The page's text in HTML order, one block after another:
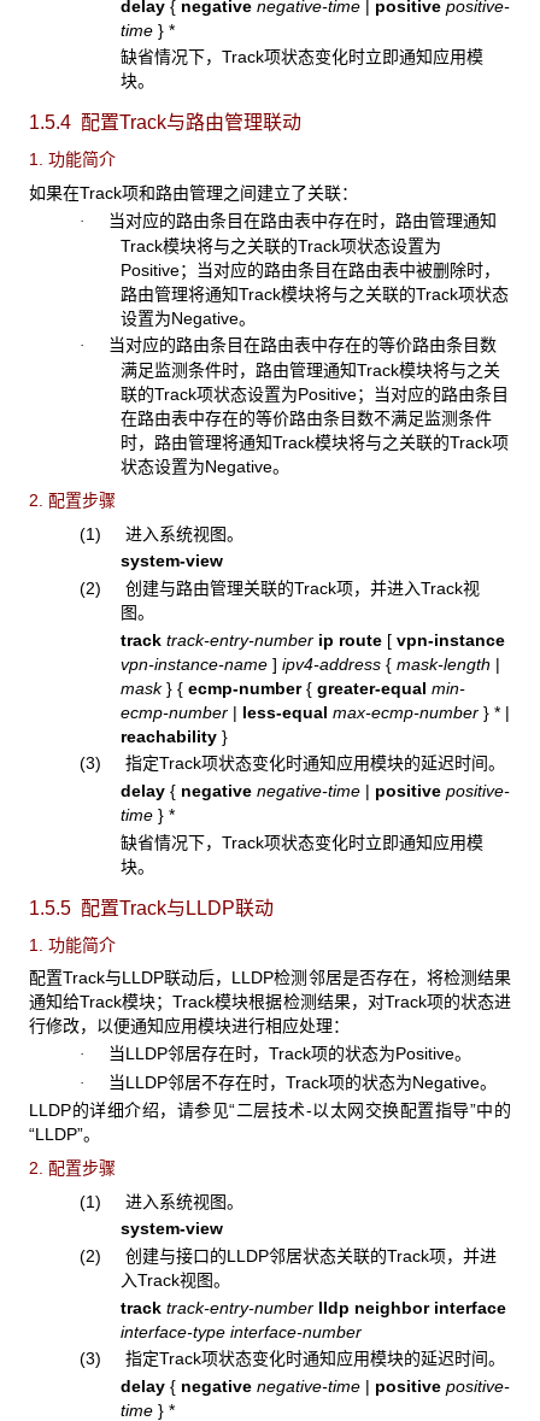
delay { negative negative-time positive positive-
time } *
缺省情况下，Track项状态变化时立即通知应用模
块。
1.5.4 配置Track与路由管理联动
1. 功能简介
如果在Track项和路由管理之间建立了关联：
· 当对应的路由条目在路由表中存在时，路由管理通知
Track模块将与之关联的Track项状态设置为
Positive；当对应的路由条目在路由表中被删除时，
路由管理将通知Track模块将与之关联的Track项状态
设置为Negative。
· 当对应的路由条目在路由表中存在的等价路由条目数
满足监测条件时，路由管理通知Track模块将与之关
联的Track项状态设置为Positive；当对应的路由条目
在路由表中存在的等价路由条目数不满足监测条件
时，路由管理将通知Track模块将与之关联的Track项
状态设置为Negative。
2. 配置步骤
(1) 进入系统视图。
system-view
(2) 创建与路由管理关联的Track项，并进入Track视
图。
track track-entry-number ip route [ vpn-instance
vpn-instance-name ] ipv4-address { mask-length |
mask } { ecmp-number{ greater-equal min-
ecmp-number| less-equal max-ecmp-number} * |
reachability }
(3) 指定Track项状态变化时通知应用模块的延迟时间。
delay { negative negative-time | positive positive-
time } *
缺省情况下，Track项状态变化时立即通知应用模
块。
1.5.5 配置Track与LLDP联动
1. 功能简介
配置Track与LLDP联动后，LLDP检测邻居是否存在，将检测结果
通知给Track模块；Track模块根据检测结果，对Track项的状态进
行修改，以便通知应用模块进行相应处理：
· 当LLDP邻居存在时，Track项的状态为Positive。
· 当LLDP邻居不存在时，Track项的状态为Negative。
LLDP的详细介绍，请参见“二层技术-以太网交换配置指导”中的
“LLDP”。
2. 配置步骤
(1) 进入系统视图。
system-view
(2) 创建与接口的LLDP邻居状态关联的Track项，并进
入Track视图。
track track-entry-number lldp neighbor interface
interface-type interface-number
(3) 指定Track项状态变化时通知应用模块的延迟时间。
delay { negative negative-time | positive positive-
time } *